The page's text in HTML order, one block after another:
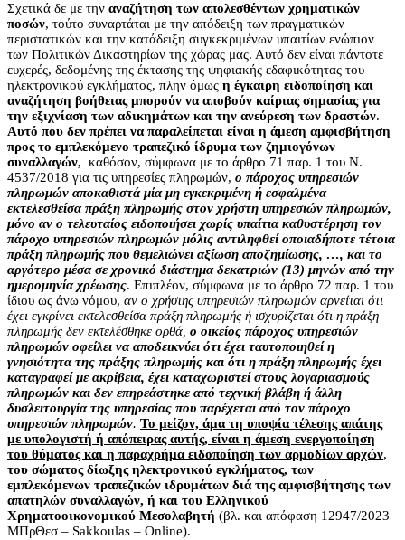
Σχετικά δε με την αναζήτηση των απολεσθέντων χρηματικών
ποσών, τούτο συναρτάται με την απόδειξη των πραγματικών
περιστατικών και την κατάδειξη συγκεκριμένων υπαιτίων ενώπιον
των Πολιτικών Δικαστηρίων της χώρας μας. Αυτό δεν είναι πάντοτε
ευχερές, δεδομένης της έκτασης της ψηφιακής εδαφικότητας του
ηλεκτρονικού εγκλήματος, πλην όμως η έγκαιρη ειδοποίηση και
αναζήτηση βοήθειας μπορούν να αποβούν καίριας σημασίας για
την εξιχνίαση των αδικημάτων και την ανεύρεση των δραστών.
Αυτό που δεν πρέπει να παραλείπεται είναι η άμεση αμφισβήτηση
προς το εμπλεκόμενο τραπεζικό ίδρυμα των ζημιογόνων
συναλλαγών, καθόσον, σύμφωνα με το άρθρο 71 παρ. 1 του Ν.
4537/2018 για τις υπηρεσίες πληρωμών, ο πάροχος υπηρεσιών
πληρωμών αποκαθιστά μία μη εγκεκριμένη ή εσφαλμένα
εκτελεσθείσα πράξη πληρωμής στον χρήστη υπηρεσιών πληρωμών,
μόνο αν ο τελευταίος ειδοποιήσει χωρίς υπαίτια καθυστέρηση τον
πάροχο υπηρεσιών πληρωμών μόλις αντιληφθεί οποιαδήποτε τέτοια
πράξη πληρωμής που θεμελιώνει αξίωση αποζημίωσης, …, και το
αργότερο μέσα σε χρονικό διάστημα δεκατριών (13) μηνών από την
ημερομηνία χρέωσης. Επιπλέον, σύμφωνα με το άρθρο 72 παρ. 1 του
ίδιου ως άνω νόμου, αν ο χρήστης υπηρεσιών πληρωμών αρνείται ότι
έχει εγκρίνει εκτελεσθείσα πράξη πληρωμής ή ισχυρίζεται ότι η πράξη
πληρωμής δεν εκτελέσθηκε ορθά, ο οικείος πάροχος υπηρεσιών
πληρωμών οφείλει να αποδεικνύει ότι έχει ταυτοποιηθεί η
γνησιότητα της πράξης πληρωμής και ότι η πράξη πληρωμής έχει
καταγραφεί με ακρίβεια, έχει καταχωριστεί στους λογαριασμούς
πληρωμών και δεν επηρεάστηκε από τεχνική βλάβη ή άλλη
δυσλειτουργία της υπηρεσίας που παρέχεται από τον πάροχο
υπηρεσιών πληρωμών. Το μείζον, άμα τη υποψία τέλεσης απάτης
με υπολογιστή ή απόπειρας αυτής, είναι η άμεση ενεργοποίηση
του θύματος και η παραχρήμα ειδοποίηση των αρμοδίων αρχών,
του σώματος δίωξης ηλεκτρονικού εγκλήματος, των
εμπλεκόμενων τραπεζικών ιδρυμάτων διά της αμφισβήτησης των
απατηλών συναλλαγών, ή και του Ελληνικού
Χρηματοοικονομικού Μεσολαβητή (βλ. και απόφαση 12947/2023
ΜΠρΘεσ – Sakkoulas – Online).